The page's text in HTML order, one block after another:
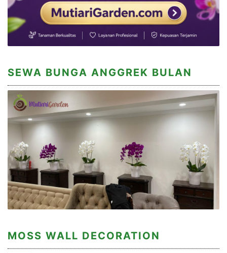
SEWA BUNGA ANGGREK BULAN
MOSS WALL DECORATION